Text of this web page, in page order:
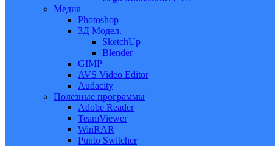
Медиа
Photoshop
3Д Модел.
SketchUp
Blender
GIMP
AVS Video Editor
Audacity
Полезные программы
Adobe Reader
TeamViewer
WinRAR
Punto Switcher